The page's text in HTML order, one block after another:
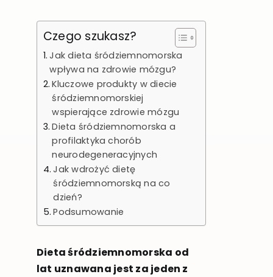
Czego szukasz?
Jak dieta śródziemnomorska
wpływa na zdrowie mózgu?
Kluczowe produkty w diecie
śródziemnomorskiej
wspierające zdrowie mózgu
Dieta śródziemnomorska a
profilaktyka chorób
neurodegeneracyjnych
Jak wdrożyć dietę
śródziemnomorską na co
dzień?
Podsumowanie
Dieta śródziemnomorska od
lat uznawana jest za jeden z